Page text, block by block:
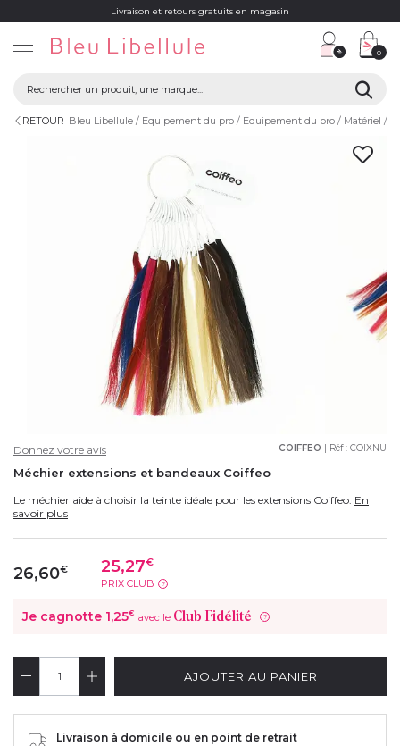
Livraison et retours gratuits en magasin
0
RETOUR Bleu Libellule Equipement du pro Equipement du pro Matériel
COIFFEO | Réf : COIXNU
Donnez votre avis
Méchier extensions et bandeaux Coiffeo
Le méchier aide à choisir la teinte idéale pour les extensions Coiffeo. En
savoir plus
26,60€ 25,27€
PRIX CLUB ?
Je cagnotte 1,25€ avec le Club Fidélité ?
AJOUTER AU PANIER
Livraison à domicile ou en point de retrait